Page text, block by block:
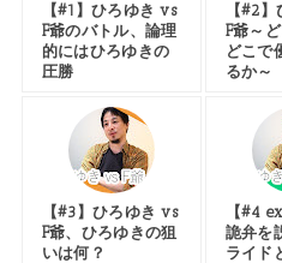
【#1】ひろゆき vs
F爺のバトル、論理
的にはひろゆきの
圧勝
【#2
F爺～
どこで
るか～
【#3】ひろゆき vs
F爺、ひろゆきの狙
いは何？
【#4
詭弁を
ライド